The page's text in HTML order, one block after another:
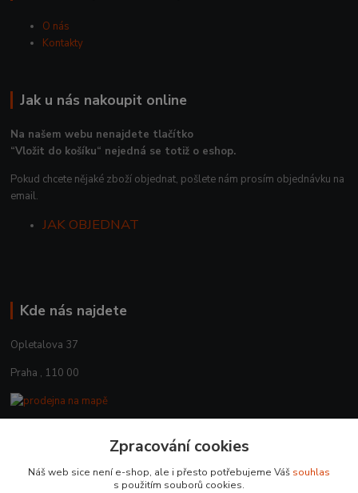
O nás
Kontakty
Jak u nás nakoupit online
Na našem webu nenajdete tlačítko
“Vložit do košíku“ nejedná se totiž o eshop.
Pokud chcete nějaké zboží objednat, pošlete nám prosím objednávku na
email.
JAK OBJEDNAT
Kde nás najdete
Opletalova 37
Praha , 110 00
+420 225 375 800
Zpracování cookies
Náš web sice není e-shop, ale i přesto potřebujeme Váš souhlas
s použitím souborů cookies.